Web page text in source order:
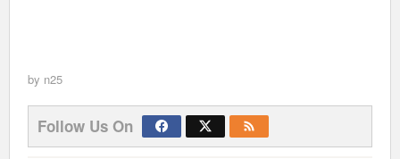
by n25
Follow Us On